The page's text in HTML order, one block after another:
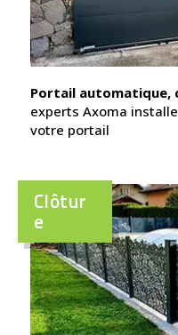
Portail automatique,
experts Axoma
votre portail
Clôtur
e